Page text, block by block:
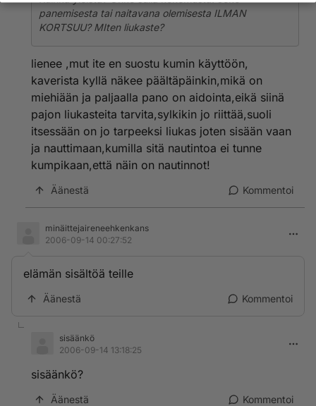
panemisesta tai naitavana olemisesta ILMAN
KORTSUU? MIten liukaste?
lienee ,mut ite en suostu kumin käyttöön,
kaverista kyllä näkee päältäpäinkin,mikä on
miehiään ja paljaalla pano on aidointa,eikä siinä
pajon liukasteita tarvita,sylkikin jo riittää,suoli
itsessään on jo tarpeeksi liukas joten sisään vaan
ja nauttimaan,kumilla sitä nautintoa ei tunne
kumpikaan,että näin on nautinnot!
Äänestä Kommentoi
minäittejaireneehkenkans
2006-09-14 00:27:52
elämän sisältöä teille
Äänestä Kommentoi
sisäänkö
2006-09-14 13:18:25
sisäänkö?
Äänestä Kommentoi